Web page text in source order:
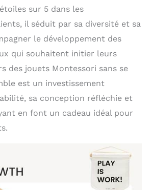
sur 5 dans les
il séduit par sa diversité et sa
le développement des
qui souhaitent initier leurs
des jouets Montessori sans se
est un investissement
sa conception réfléchie et
en font un cadeau idéal pour